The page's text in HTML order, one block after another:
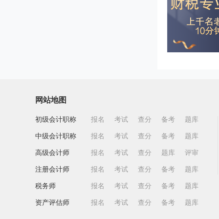
网站地图
初级会计职称 报名 考试 查分 备考 题库
中级会计职称 报名 考试 查分 备考 题库
高级会计师 报名 考试 查分 题库 评审
注册会计师 报名 考试 查分 备考 题库
税务师 报名 考试 查分 备考 题库
资产评估师 报名 考试 查分 备考 题库